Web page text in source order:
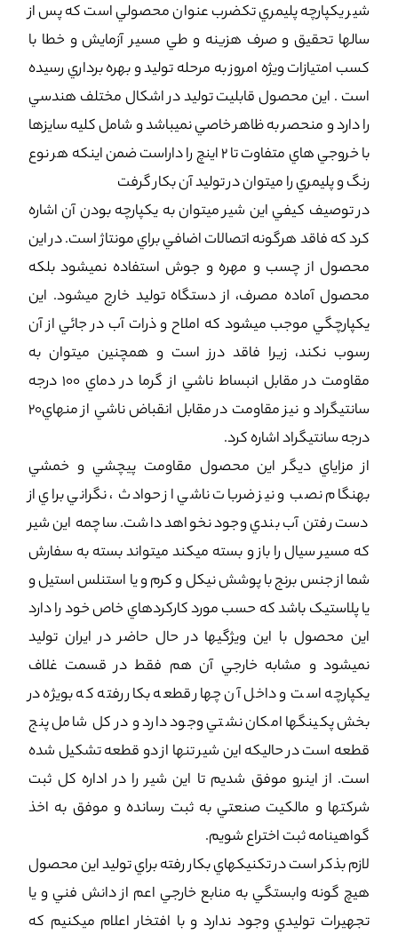
شير يکپارچه پليمري تکضرب عنوان محصولي است که پس از
سال­ها تحقيق و صرف هزينه و طي مسير آزمايش و خطا با
کسب امتيازات ويژه امروز به مرحله توليد و بهره برداري رسيده
است . اين محصول قابليت توليد در اشکال مختلف هندسي
را دارد و منحصر به ظاهر خاصي نميباشد و شامل کليه سايزها
با خروجي هاي متفاوت تا 2 اينچ را داراست ضمن اينکه هر نوع
رنگ و پليمري را ميتوان در توليد آن بکار گرفت
در توصيف کيفي اين شير ميتوان به يکپارچه بودن آن اشاره
کرد که فاقد هرگونه اتصالات اضافي براي مونتاژ است. در اين
محصول از چسب و مهره و جوش استفاده نمي­شود بلکه
محصول آماده مصرف، از دستگاه توليد خارج ميشود. اين
يکپارچگي موجب مي­شود که املاح و ذرات آب در جائي از آن
رسوب نکند، زيرا فاقد درز است و همچنين مي­توان به
مقاومت در مقابل انبساط ناشي از گرما در دماي 100 درجه
سانتيگراد و نيز مقاومت در مقابل انقباض ناشي از منهاي20
درجه سانتيگراد اشاره کرد.
از مزاياي ديگر اين محصول مقاومت پيچشي و خمشي
بهنگام نصب و نيز ضربات ناشي از حوادث ، نگراني براي از
دست رفتن آب بندي وجود نخواهد داشت. ساچمه اين شير
که مسير سيال را باز و بسته ميکند ميتواند بسته به سفارش
شما از جنس برنج با پوشش نيکل و کرم و يا استنلس استيل و
يا پلاستيک باشد که حسب مورد کارکردهاي خاص خود را دارد
اين محصول با اين ويژگيها در حال حاضر در ايران توليد
نميشود و مشابه خارجي آن هم فقط در قسمت غلاف
يکپارچه است و داخل آن چهار قطعه بکار رفته که بويژه در
بخش پکينگها امکان نشتي وجود دارد و در کل شامل پنج
قطعه است در حاليکه اين شير تنها از دو قطعه تشکيل شده
است. از اينرو موفق شديم تا اين شير را در اداره کل ثبت
شرکتها و مالکيت صنعتي به ثبت رسانده و موفق به اخذ
گواهينامه ثبت اختراع شويم.
لازم بذکر است در تکنيکهاي بکار رفته براي توليد اين محصول
هيچ گونه وابستگي به منابع خارجي اعم از دانش فني و يا
تجهيرات توليدي وجود ندارد و با افتخار اعلام ميکنيم که